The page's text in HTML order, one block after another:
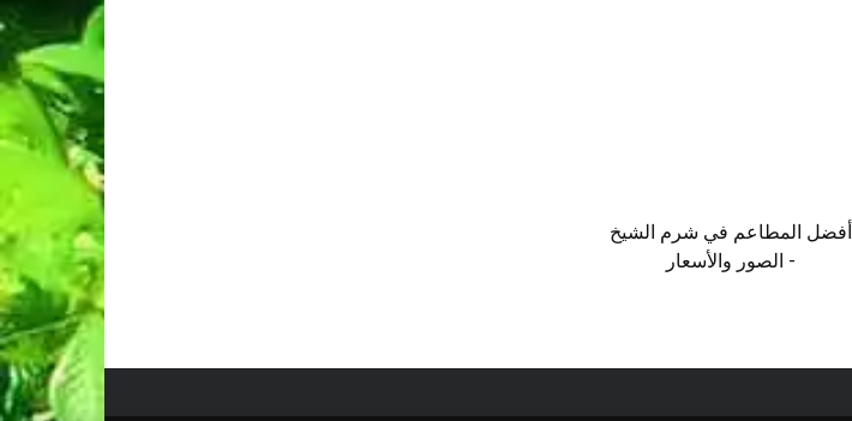
أفضل المطاعم في شرم الشيخ
- الصور والأسعار